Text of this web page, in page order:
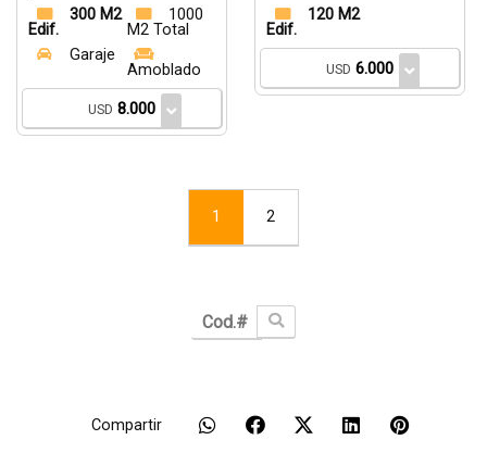
300 M2
Edif.
1000
M2 Total
Garaje
Amoblado
USD 8.000
120 M2
Edif.
USD 6.000
1 2
Compartir